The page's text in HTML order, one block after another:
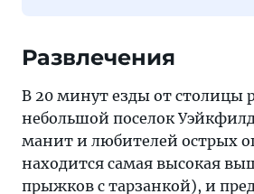
Развлечения
В 20 минут езды от столицы
небольшой поселок
манит и любителей острых
находится самая высокая
прыжков с тарзанкой), и